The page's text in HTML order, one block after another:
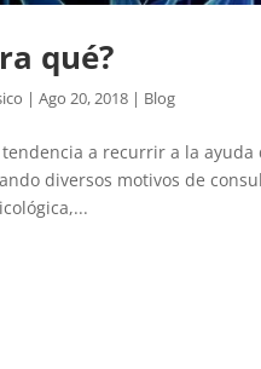
qué?
|Ago 20, 2018 | Blog
a recurrir a la
diversos motivos de